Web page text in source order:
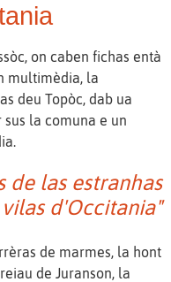
on caben fichas entà
multimèdia, la
deu Topòc, dab ua
la comuna e un
de las estranhas
d'Occitania"
de marmes, la hont
de Juranson, la